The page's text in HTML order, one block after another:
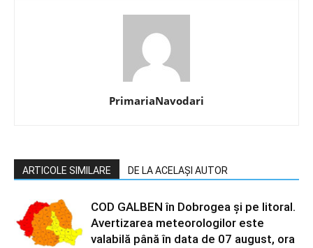
PrimariaNavodari
ARTICOLE SIMILARE DE LA ACELAȘI AUTOR
COD GALBEN în Dobrogea și pe litoral.
Avertizarea meteorologilor este
valabilă până în data de 07 august, ora